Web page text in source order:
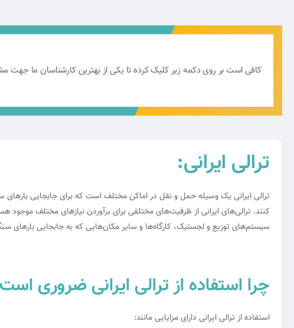
کافی است بر روی دکمه زیر کلیک کرده تا یکی از بهترین کارشناسان ما جهت
ترالی ایرانی:
ترالی ایرانی یک وسیله حمل و نقل در اماکن مختلف است که برای جابجایی
کنند. ترالی‌های ایرانی از ظرفیت‌های مختلفی برای برآوردن نیازهای مختلف موجود
سیستم‌های توزیع و لجستیک، کارگاه‌ها و سایر مکان‌هایی که به جابجایی بارهای
چرا استفاده از ترالی ایرانی ضروری
استفاده از ترالی ایرانی دارای مزایایی مانند: